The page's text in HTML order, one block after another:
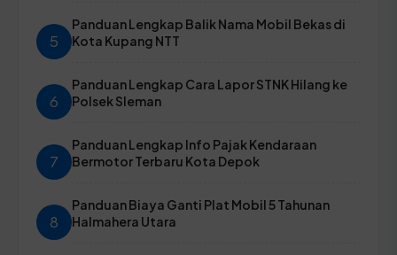
5
Panduan Lengkap Balik Nama Mobil Bekas di
Kota Kupang NTT
6
Panduan Lengkap Cara Lapor STNK Hilang ke
Polsek Sleman
7
Panduan Lengkap Info Pajak Kendaraan
Bermotor Terbaru Kota Depok
8
Panduan Biaya Ganti Plat Mobil 5 Tahunan
Halmahera Utara